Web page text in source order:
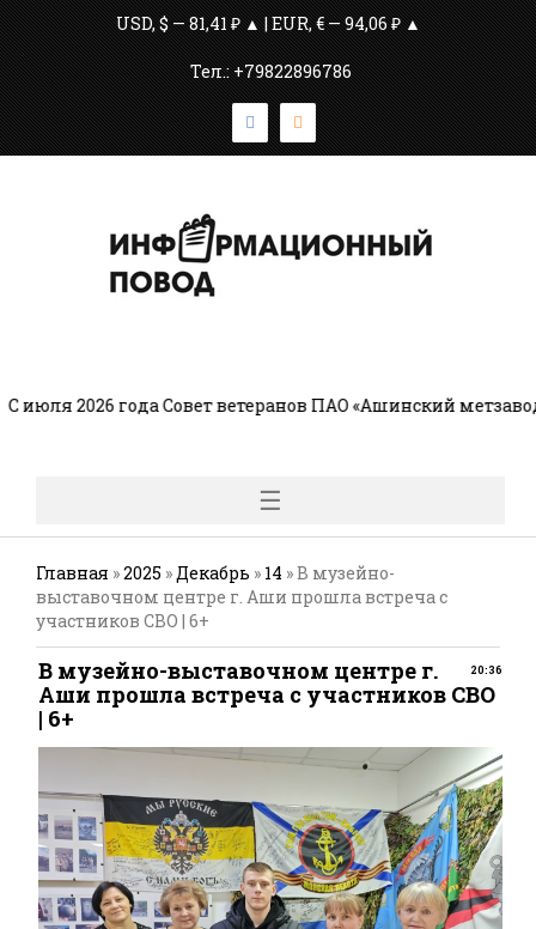
USD, $ — 81,41 ₽ ▲ | EUR, € — 94,06 ₽ ▲
Тел.: +79822896786
2026 года Совет ветеранов ПАО «Ашинский
☰
Главная »2025 »Декабрь » 14 » В музейно-
выставочном центре г. Аши прошла встреча с
участников СВО | 6+
20:36
В музейно-выставочном центре г.
Аши прошла встреча с участников СВО
| 6+